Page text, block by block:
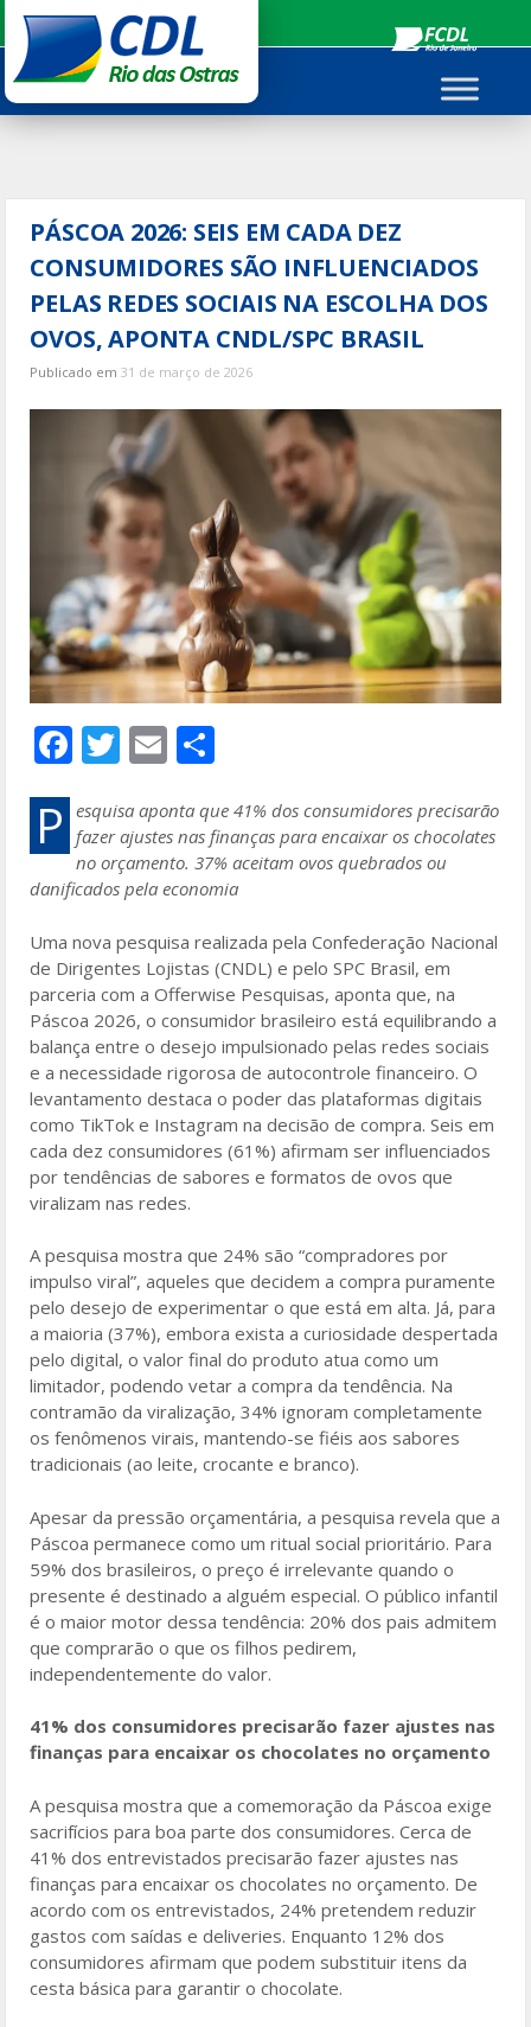
para
conteúdo
PÁSCOA 2026: SEIS EM CADA DEZ
CONSUMIDORES SÃO INFLUENCIADOS
PELAS REDES SOCIAIS NA ESCOLHA DOS
OVOS, APONTA CNDL/SPC BRASIL
Publicado em31 de março de 2026
F
ac
e
b
o
o
k
T
w
itt
er
E
m
ai
l
ar
e
P
esquisa aponta que 41% dos consumidores precisarão
fazer ajustes nas finanças para encaixar os chocolates
no orçamento. 37% aceitam ovos quebrados ou
danificados pela economia
Uma nova pesquisa realizada pela Confederação Nacional
de Dirigentes Lojistas (CNDL) e pelo SPC Brasil, em
parceria com a Offerwise Pesquisas, aponta que, na
Páscoa 2026, o consumidor brasileiro está equilibrando a
balança entre o desejo impulsionado pelas redes sociais
e a necessidade rigorosa de autocontrole financeiro. O
levantamento destaca o poder das plataformas digitais
como TikTok e Instagram na decisão de compra. Seis em
cada dez consumidores (61%) afirmam ser influenciados
por tendências de sabores e formatos de ovos que
viralizam nas redes.
A pesquisa mostra que 24% são “compradores por
impulso viral”, aqueles que decidem a compra puramente
pelo desejo de experimentar o que está em alta. Já, para
a maioria (37%), embora exista a curiosidade despertada
pelo digital, o valor final do produto atua como um
limitador, podendo vetar a compra da tendência. Na
contramão da viralização, 34% ignoram completamente
os fenômenos virais, mantendo-se fiéis aos sabores
tradicionais (ao leite, crocante e branco).
Apesar da pressão orçamentária, a pesquisa revela que a
Páscoa permanece como um ritual social prioritário. Para
59% dos brasileiros, o preço é irrelevante quando o
presente é destinado a alguém especial. O público infantil
é o maior motor dessa tendência: 20% dos pais admitem
que comprarão o que os filhos pedirem,
independentemente do valor.
41% dos consumidores precisarão fazer ajustes nas
finanças para encaixar os chocolates no orçamento
A pesquisa mostra que a comemoração da Páscoa exige
sacrifícios para boa parte dos consumidores. Cerca de
41% dos entrevistados precisarão fazer ajustes nas
finanças para encaixar os chocolates no orçamento. De
acordo com os entrevistados, 24% pretendem reduzir
gastos com saídas e deliveries. Enquanto 12% dos
consumidores afirmam que podem substituir itens da
cesta básica para garantir o chocolate.